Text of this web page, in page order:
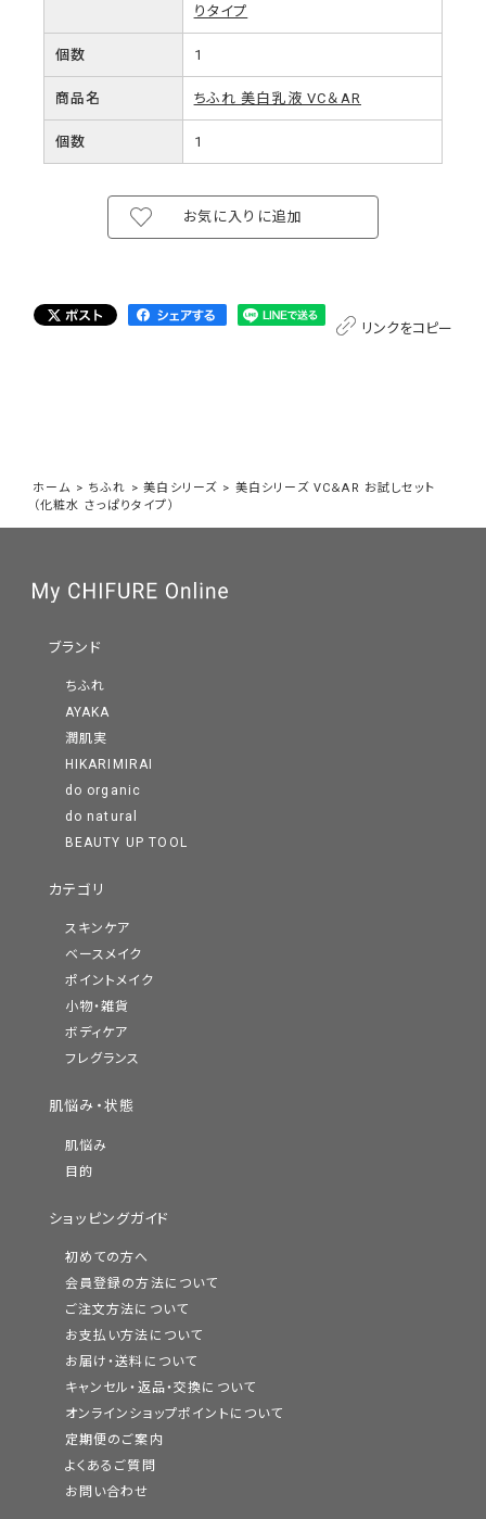
お気に入りに追加
りタイプ
個数 1
商品名 ちふれ 美白乳液 VC＆AR
個数 1
リンクをコピー
ホーム > ちふれ >美白シリーズ > 美白シリーズ VC＆AR お試しセット
（化粧水 さっぱりタイプ）
ブランド
ちふれ
AYAKA
潤肌実
HIKARIMIRAI
do organic
do natural
BEAUTY UP TOOL
カテゴリ
スキンケア
ベースメイク
ポイントメイク
小物・雑貨
ボディケア
フレグランス
肌悩み・状態
肌悩み
目的
ショッピングガイド
初めての方へ
会員登録の方法について
ご注文方法について
お支払い方法について
お届け・送料について
キャンセル・返品・交換について
オンラインショップポイントについて
定期便のご案内
よくあるご質問
お問い合わせ